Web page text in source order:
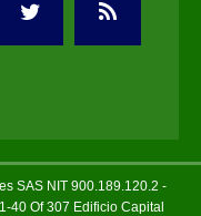
SAS NIT 900.189.120.2 -
40 Of 307 Edificio Capital